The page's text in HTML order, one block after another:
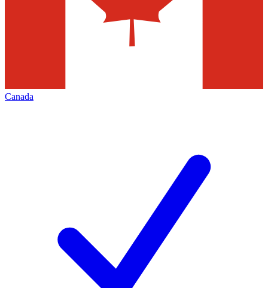
Canada